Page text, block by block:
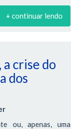
+ continuar lendo
a crise do
dos
ou, apenas, uma